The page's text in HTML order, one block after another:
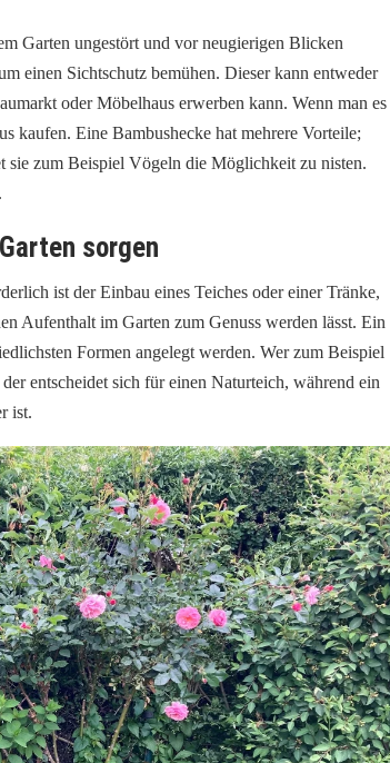
Garten ungestört und vor neugierigen Blicken
einen Sichtschutz bemühen. Dieser kann entweder
oder Möbelhaus erwerben kann. Wenn man es
kaufen. Eine Bambushecke hat mehrere Vorteile;
sie zum Beispiel Vögeln die Möglichkeit zu nisten.
sorgen
ist der Einbau eines Teiches oder einer Tränke,
Aufenthalt im Garten zum Genuss werden lässt. Ein
Formen angelegt werden. Wer zum Beispiel
entscheidet sich für einen Naturteich, während ein
ist.